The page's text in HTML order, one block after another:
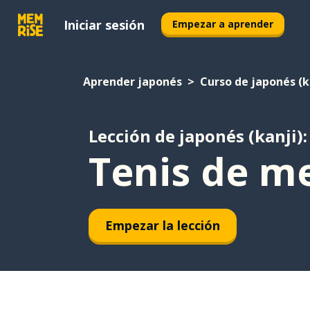
Iniciar sesión Empezar a aprender
Aprender japonés Curso de japonés
Lección de japonés (kanji):
Tenis de
Empezar la lección